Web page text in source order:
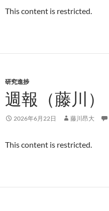
This content is restricted.
研究進捗
週報（藤川）
2026年6月22日 藤川昂大
This content is restricted.